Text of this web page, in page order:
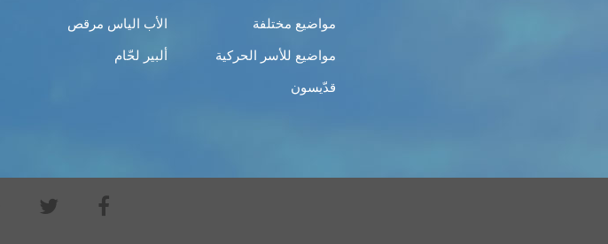
مواضيع مختلفة
مواضيع للأسر الحركية
قدّيسون
الأب الياس مرقص
ألبير لحّام